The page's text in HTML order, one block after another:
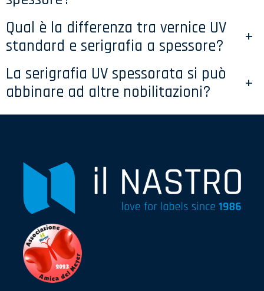
Qual è la differenza tra vernice UV
standard e serigrafia a spessore?
+
La serigrafia UV spessorata si può
abbinare ad altre nobilitazioni?
+